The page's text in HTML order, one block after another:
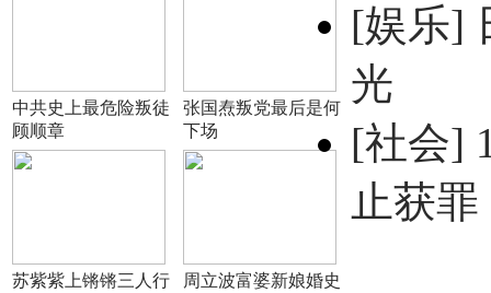
中共史上最危险叛徒
顾顺章
张国焘叛党最后是何
下场
苏紫紫上锵锵三人行
周立波富婆新娘婚史
[娱乐]
光
[社会]
止获罪